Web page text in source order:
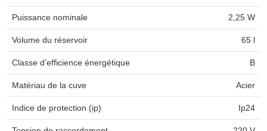
Puissance nominale 2,25 W
Volume du réservoir 65 l
Classe d’efficience énergétique B
Matériau de la cuve Acier
Indice de protection (ip) Ip24